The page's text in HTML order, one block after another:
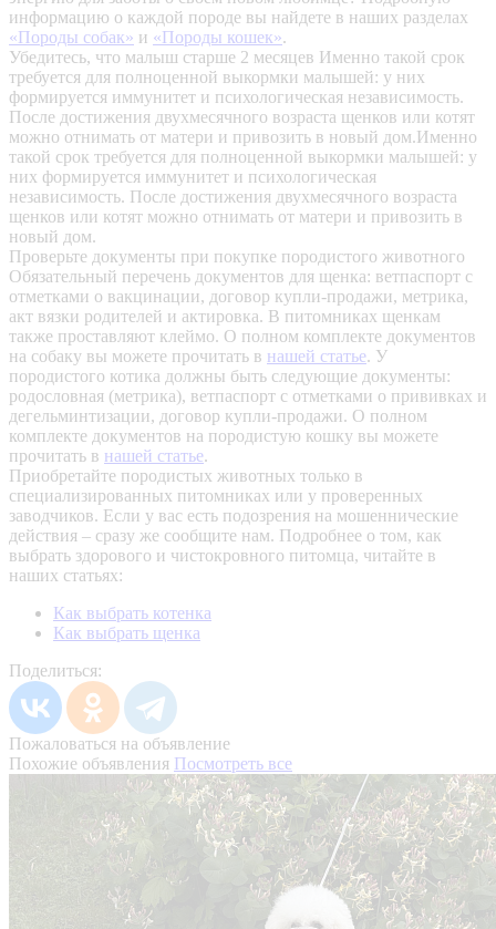
информацию о каждой породе вы найдете в наших разделах
«Породы собак» и «Породы кошек».
Убедитесь, что малыш старше 2 месяцев Именно такой срок
требуется для полноценной выкормки малышей: у них
формируется иммунитет и психологическая независимость.
После достижения двухмесячного возраста щенков или котят
можно отнимать от матери и привозить в новый дом.Именно
такой срок требуется для полноценной выкормки малышей: у
них формируется иммунитет и психологическая
независимость. После достижения двухмесячного возраста
щенков или котят можно отнимать от матери и привозить в
новый дом.
Проверьте документы при покупке породистого животного
Обязательный перечень документов для щенка: ветпаспорт с
отметками о вакцинации, договор купли-продажи, метрика,
акт вязки родителей и актировка. В питомниках щенкам
также проставляют клеймо. О полном комплекте документов
на собаку вы можете прочитать в нашей статье. У
породистого котика должны быть следующие документы:
родословная (метрика), ветпаспорт с отметками о прививках и
дегельминтизации, договор купли-продажи. О полном
комплекте документов на породистую кошку вы можете
прочитать в нашей статье.
Приобретайте породистых животных только в
специализированных питомниках или у проверенных
заводчиков. Если у вас есть подозрения на мошеннические
действия – сразу же сообщите нам. Подробнее о том, как
выбрать здорового и чистокровного питомца, читайте в
наших статьях:
Как выбрать котенка
Как выбрать щенка
Поделиться:
Пожаловаться на объявление
Похожие объявления Посмотреть все